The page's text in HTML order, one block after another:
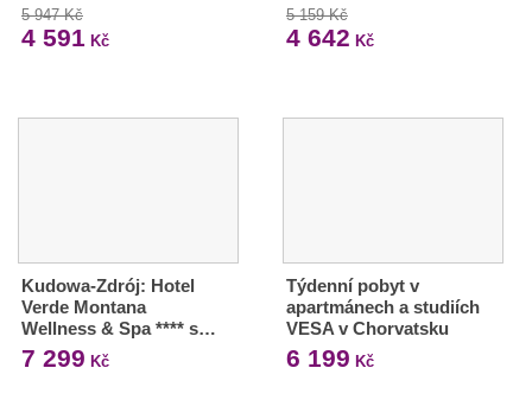
5 947 Kč
4 591 Kč
5 159 Kč
4 642 Kč
Kudowa-Zdrój: Hotel
Verde Montana
Wellness & Spa **** s…
7 299 Kč
Týdenní pobyt v
apartmánech a studiích
VESA v Chorvatsku
6 199 Kč